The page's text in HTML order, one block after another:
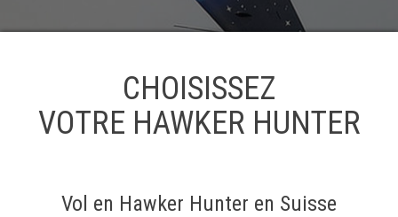
CHOISISSEZ
VOTRE HAWKER HUNTER
Vol en Hawker Hunter en Suisse